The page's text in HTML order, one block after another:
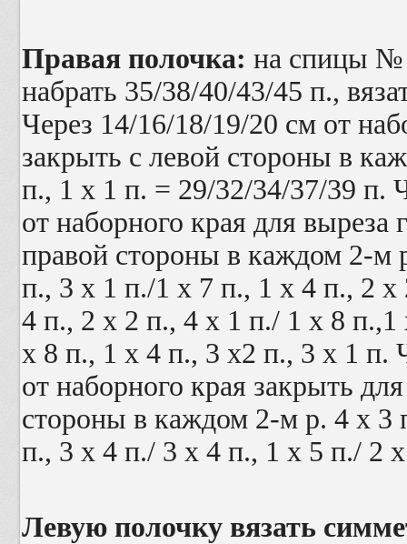
Правая полочка: на спицы
набрать 35/38/40/43/45 п.,
Через 14/16/18/19/20 см от
закрыть с левой стороны в
п., 1 х 1 п. = 29/32/34/37/39 п.
от наборного края для выреза
правой стороны в каждом 2-м
п., 3 х 1 п./1 х 7 п., 1 х 4 п., 2
4 п., 2 х 2 п., 4 х 1 п./ 1 х 8
х 8 п., 1 х 4 п., 3 х2 п., 3 х 1 п.
от наборного края закрыть
стороны в каждом 2-м р. 4 х 3
п., 3 х 4 п./ 3 х 4 п., 1 х 5 п./ 2
Левую полочку вязать